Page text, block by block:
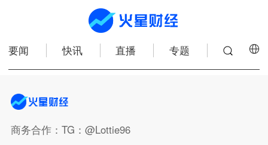
要闻 快讯 直播 专题
商务合作：TG：@Lottie96